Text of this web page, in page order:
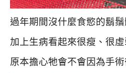
過年期間沒什麼食慾的鬍
加上生病看起來很瘦、很虛
原本擔心牠會不會因為手